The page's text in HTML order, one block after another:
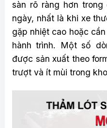
sàn rõ ràng hơn
ngày, nhất là khi xe
gặp nhiệt cao hoặc
hành trình. Một số
được sản xuất theo
trượt và ít mùi trong